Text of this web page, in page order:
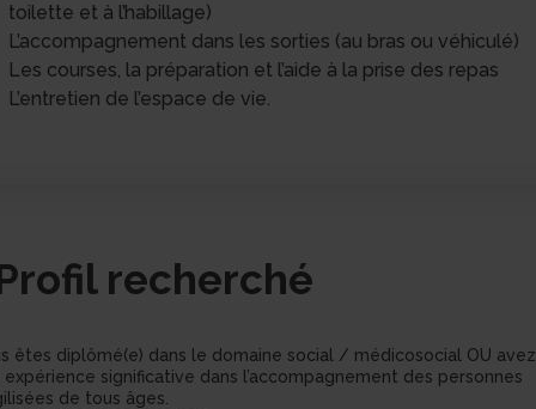
toilette et à l’habillage)
L’accompagnement dans les sorties (au bras ou véhiculé)
Les courses, la préparation et l’aide à la prise des repas
L’entretien de l’espace de vie.
recherché
êtes diplômé(e) dans le domaine social / médicosocial OU avez
expérience significative dans l’accompagnement des personnes
de tous âges.